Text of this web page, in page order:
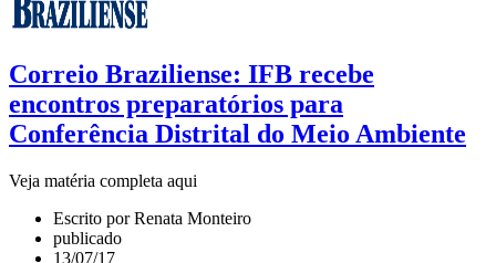
Correio Braziliense: IFB recebe
encontros preparatórios para
Conferência Distrital do Meio Ambiente
Veja matéria completa aqui
Escrito por Renata Monteiro
publicado
13/07/17